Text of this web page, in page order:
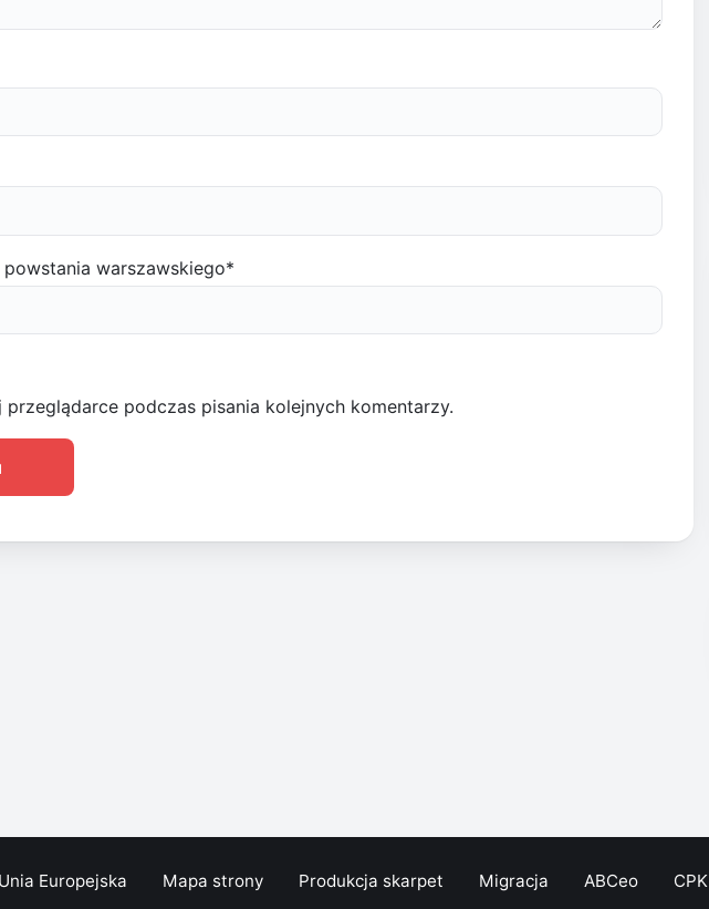
warszawskiego*
podczas pisania kolejnych komentarzy.
Unia Europejska Mapa strony Produkcja skarpet Migracja ABCeo CPK